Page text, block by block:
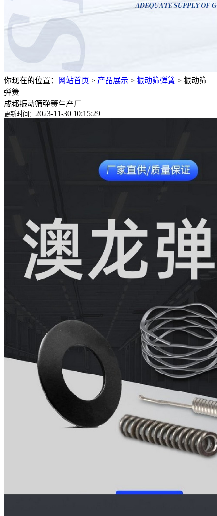
你现在的位置： 网站首页 > 产品展示 > 振动筛弹簧 > 振动筛
弹簧
成都振动筛弹簧生产厂
更新时间： 2023-11-30 10:15:29